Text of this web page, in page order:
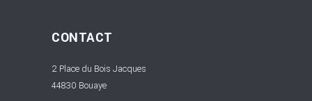
CONTACT
2 Place du Bois Jacques
44830 Bouaye